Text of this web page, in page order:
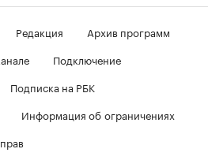
Редакция
Архив программ
Подключение
Подписка на РБК
Информация об ограничениях